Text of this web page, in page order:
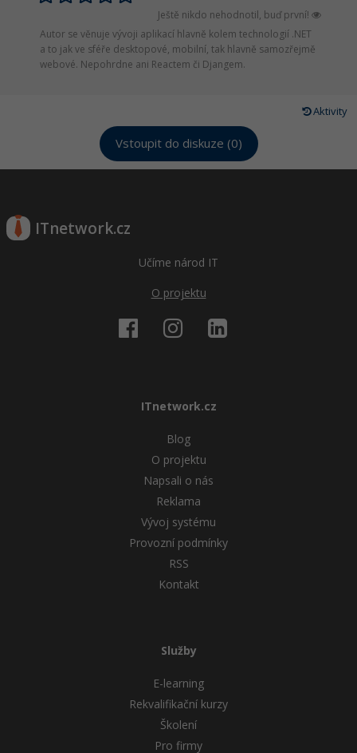
Ještě nikdo nehodnotil, buď první!
Autor se věnuje vývoji aplikací hlavně kolem technologií .NET
a to jak ve sféře desktopové, mobilní, tak hlavně samozřejmě
webové. Nepohrdne ani Reactem či Djangem.
Aktivity
Vstoupit do diskuze (0)
ITnetwork.cz
Učíme národ IT
O projektu
ITnetwork.cz
Blog
O projektu
Napsali o nás
Reklama
Vývoj systému
Provozní podmínky
RSS
Kontakt
Služby
E-learning
Rekvalifikační kurzy
Školení
Pro firmy